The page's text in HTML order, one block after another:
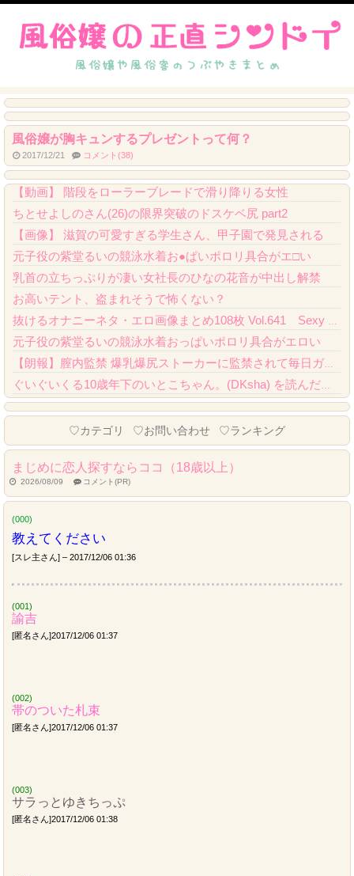
風俗嬢が胸キュンするプレゼントって何？
2017/12/21 コメント(38)
ガンダムの玩具は差し替え変形より完全変形する方がいいよね
【動画】 階段をローラーブレードで滑り降りる女性
ちとせよしのさん(26)の限界突破のドスケベ尻 part2
【画像】 滋賀の可愛すぎる学生さん、甲子園で発見される
元子役の紫堂るいの競泳水着お●ぱいポロリ具合がエ□い
乳首の立ちっぷりが凄い女社長のひなの花音が中出し解禁
お高いテント、盗まれそうで怖くない？
抜けるオナニーネタ・エロ画像まとめ108枚 Vol.641 Sexy Gravure...
元子役の紫堂るいの競泳水着おっぱいポロリ具合がエロい
【朗報】膣内監禁 爆乳爆尻ストーカーに監禁されて毎日ガチ絶頂生ハメ強要、クオリティが...
ぐいぐいくる10歳年下のいとこちゃん。(DKsha) を読んだんだが……これはやばい...
Powered by livedoor 相互RSS
♡カテゴリ ♡お問い合わせ ♡ランキング
まじめに恋人探すならココ（18歳以上）
2026/08/09 コメント(PR)
(000)
教えてください
[スレ主さん] – 2017/12/06 01:36
(001)
諭吉
[匿名さん]2017/12/06 01:37
(002)
帯のついた札束
[匿名さん]2017/12/06 01:37
(003)
サラっとゆきちっぷ
[匿名さん]2017/12/06 01:38